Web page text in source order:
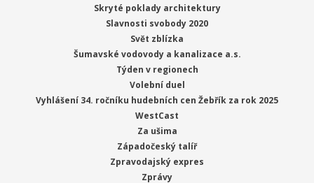
Skryté poklady architektury
Slavnosti svobody 2020
Svět zblízka
Šumavské vodovody a kanalizace a.s.
Týden v regionech
Volební duel
Vyhlášení 34. ročníku hudebních cen Žebřík za rok 2025
WestCast
Za ušima
Západočeský talíř
Zpravodajský expres
Zprávy